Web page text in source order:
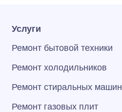
Услуги
Ремонт бытовой техники
Ремонт холодильников
Ремонт стиральных машин
Ремонт газовых плит